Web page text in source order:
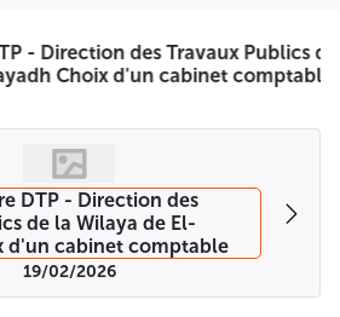
والعرض المالي كل على حدى في
الثلاثة في ظرف لا يحضر إلا عبارة إلى
استشارة لا يفتح إلا من قبل لجنة فتح
الصالح القسم الوظيفي للأشغال
العروض بمقر مديرية الأشغال العمومية
جلسة عامة و هذا بمقر مديرية
والمتعهدين مدعوين لحضور جلسة فتح
19/02/2026